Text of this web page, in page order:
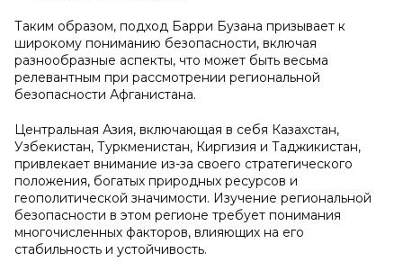
Таким образом, подход Барри Бузана призывает к
широкому пониманию безопасности, включая
разнообразные аспекты, что может быть весьма
релевантным при рассмотрении региональной
безопасности Афганистана.
Центральная Азия, включающая в себя Казахстан,
Узбекистан, Туркменистан, Киргизия и Таджикистан,
привлекает внимание из-за своего стратегического
положения, богатых природных ресурсов и
геополитической значимости. Изучение региональной
безопасности в этом регионе требует понимания
многочисленных факторов, влияющих на его
стабильность и устойчивость.